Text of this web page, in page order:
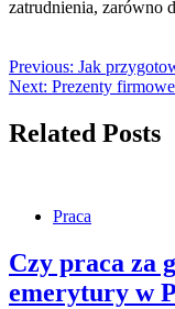
zatrudnienia, zarówno
Previous: Jak
Next: Prezenty
Related Posts
Praca
Czy praca za
emerytury w